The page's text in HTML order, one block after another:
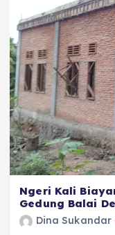
Ngeri Kali
Gedung Balai
Dina Sukandar